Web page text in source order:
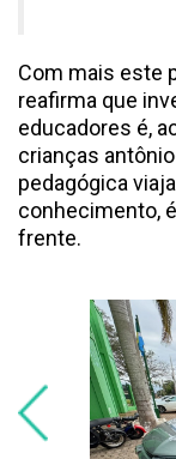
Com mais este
reafirma que
educadores é,
crianças
pedagógica
conhecimento,
frente.